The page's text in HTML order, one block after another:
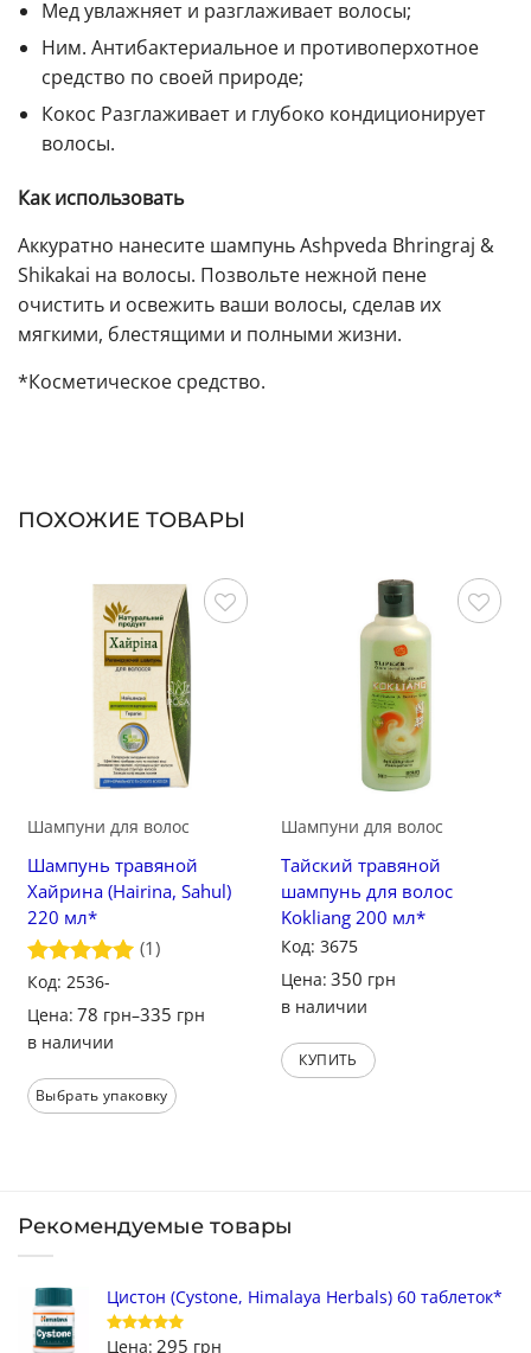
Мед увлажняет и разглаживает волосы;
Ним. Антибактериальное и противоперхотное
средство по своей природе;
Кокос Разглаживает и глубоко кондиционирует
волосы.
Как использовать
Аккуратно нанесите шампунь Ashpveda Bhringraj &
Shikakai на волосы. Позвольте нежной пене
очистить и освежить ваши волосы, сделав их
мягкими, блестящими и полными жизни.
*Косметическое средство.
ПОХОЖИЕ ТОВАРЫ
Сохранить
Шампуни для волос
Шампунь травяной
Хайрина (Hairina, Sahul)
220 мл*
Оценка5
(1)
Код: 2536-
Цена: 78 грн–335 грн
в наличии
Выбрать упаковку
Сохранить
Шампуни для волос
Тайский травяной
шампунь для волос
Kokliang 200 мл*
Код: 3675
Цена: 350 грн
в наличии
КУПИТЬ
Рекомендуемые товары
Цистон (Cystone, Himalaya Herbals) 60 таблеток*
Оценка5
Цена: 295 грн